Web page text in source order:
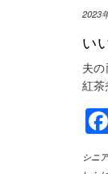
2023
い
夫
紅茶
シニ